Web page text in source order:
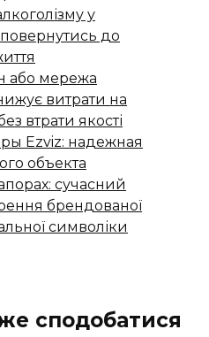
у
до
або мережа
витрати на
втрати якості
Ezviz: надежная
объекта
сучасний
брендованої
символіки
сподобатися